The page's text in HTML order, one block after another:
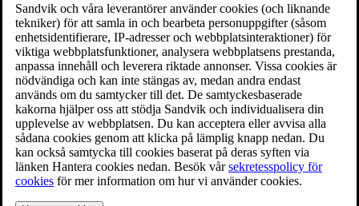
Sandvik och våra leverantörer använder cookies (och liknande
tekniker) för att samla in och bearbeta personuppgifter (såsom
enhetsidentifierare, IP-adresser och webbplatsinteraktioner) för
viktiga webbplatsfunktioner, analysera webbplatsens prestanda,
anpassa innehåll och leverera riktade annonser. Vissa cookies är
nödvändiga och kan inte stängas av, medan andra endast
används om du samtycker till det. De samtyckesbaserade
kakorna hjälper oss att stödja Sandvik och individualisera din
upplevelse av webbplatsen. Du kan acceptera eller avvisa alla
sådana cookies genom att klicka på lämplig knapp nedan. Du
kan också samtycka till cookies baserat på deras syften via
länken Hantera cookies nedan. Besök vårsekretesspolicy för
cookies för mer information om hur vi använder cookies.